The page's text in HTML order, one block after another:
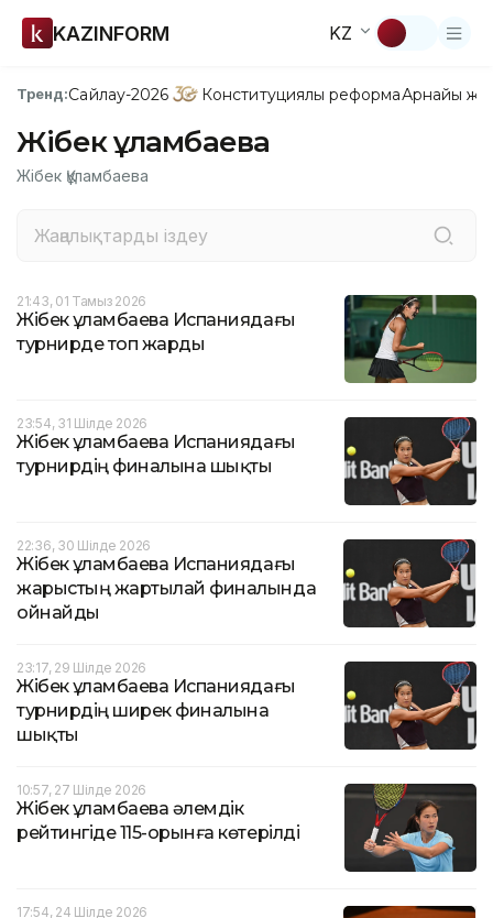
KAZINFORM KZ
Тренд:Сайлау-2026 Конституциялық реформаАрнайы
Жібек Құламбаева
Жібек Құламбаева
21:43, 01 Тамыз 2026
Жібек Құламбаева Испаниядағы
турнирде топ жарды
23:54, 31 Шілде 2026
Жібек Құламбаева Испаниядағы
турнирдің финалына шықты
22:36, 30 Шілде 2026
Жібек Құламбаева Испаниядағы
жарыстың жартылай финалында
ойнайды
23:17, 29 Шілде 2026
Жібек Құламбаева Испаниядағы
турнирдің ширек финалына
шықты
10:57, 27 Шілде 2026
Жібек Құламбаева әлемдік
рейтингіде 115-орынға көтерілді
17:54, 24 Шілде 2026